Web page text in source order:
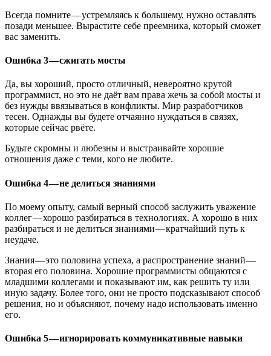
Всегда помните — устремляясь к большему, нужно оставлять
позади меньшее. Вырастите себе преемника, который сможет
вас заменить.
Ошибка 3 — сжигать мосты
Да, вы хороший, просто отличный, невероятно крутой
программист, но это не даёт вам права жечь за собой мосты и
без нужды ввязываться в конфликты. Мир разработчиков
тесен. Однажды вы будете отчаянно нуждаться в связях,
которые сейчас рвёте.
Будьте скромны и любезны и выстраивайте хорошие
отношения даже с теми, кого не любите.
Ошибка 4 — не делиться знаниями
По моему опыту, самый верный способ заслужить уважение
коллег — хорошо разбираться в технологиях. А хорошо в них
разбираться и не делиться знаниями — кратчайший путь к
неудаче.
Знания — это половина успеха, а распространение знаний —
вторая его половина. Хорошие программисты общаются с
младшими коллегами и показывают им, как решить ту или
иную задачу. Более того, они не просто подсказывают способ
решения, но и объясняют, почему надо использовать именно
его.
Ошибка 5 — игнорировать коммуникативные навыки